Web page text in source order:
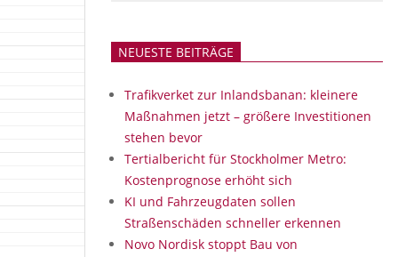
NEUESTE BEITRÄGE
Trafikverket zur Inlandsbanan: kleinere
Maßnahmen jetzt – größere Investitionen
stehen bevor
Tertialbericht für Stockholmer Metro:
Kostenprognose erhöht sich
KI und Fahrzeugdaten sollen
Straßenschäden schneller erkennen
Novo Nordisk stoppt Bau von